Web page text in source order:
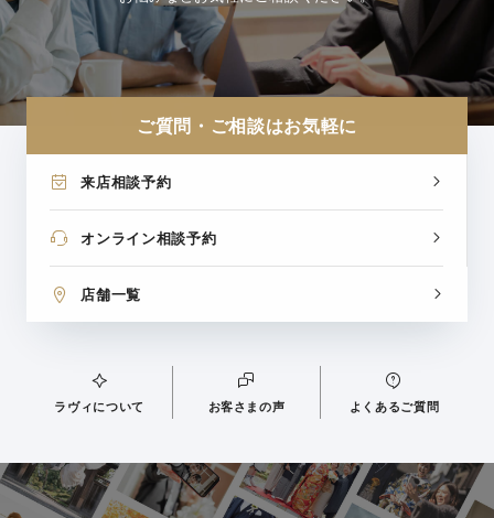
ご質問・ご相談はお気軽に
来店相談予約
オンライン相談予約
店舗一覧
ラヴィについて お客さまの声 よくあるご質問